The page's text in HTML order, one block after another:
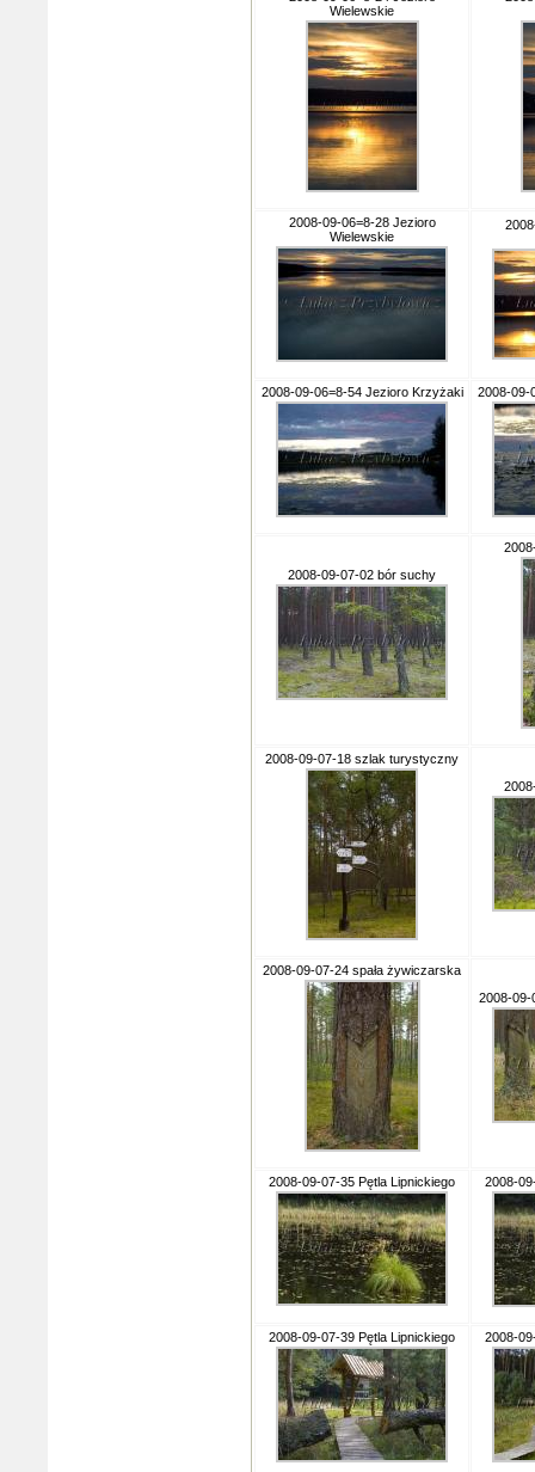
Wielewskie
2008-09-06=8-28 Jezioro
Wielewskie
2008-09-06=8-54 Jezioro Krzyżaki 2008-09-
2008-09-07-02 bór suchy
2008-09-07-18 szlak turystyczny
2008-09-07-24 spała żywiczarska
2008-09-
2008-09-07-35 Pętla Lipnickiego 2008-
2008-09-07-39 Pętla Lipnickiego 2008-